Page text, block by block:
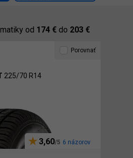
od 174 € do 203 €
225/70 R14
3,60 6 názorov
Porovnať